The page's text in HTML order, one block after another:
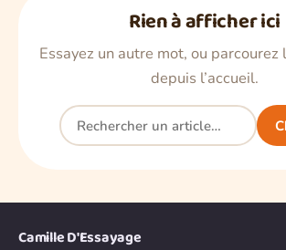
Rien à afficher ici
Essayez un autre mot, ou parcourez
depuis l’accueil.
Rechercher
Camille D'Essayage